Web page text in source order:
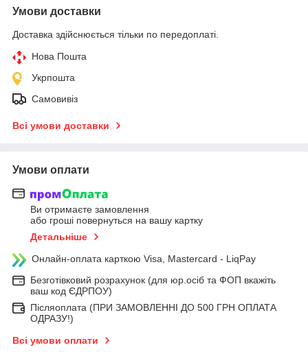
Умови доставки
Доставка здійснюється тільки по передоплаті.
Нова Пошта
Укрпошта
Самовивіз
Всі умови доставки
Умови оплати
Ви отримаєте замовлення
або гроші повернуться на вашу картку
Детальніше
Онлайн-оплата карткою Visa, Mastercard - LiqPay
Безготівковий розрахунок (для юр.осіб та ФОП вкажіть
ваш код ЄДРПОУ)
Післяоплата (ПРИ ЗАМОВЛЕННІ ДО 500 ГРН ОПЛАТА
ОДРАЗУ!)
Всі умови оплати